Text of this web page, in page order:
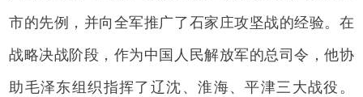
市的先例，并向全军推广了石家庄攻坚战的经验。在
战略决战阶段，作为中国人民解放军的总司令，他协
助毛泽东组织指挥了辽沈、淮海、平津三大战役。